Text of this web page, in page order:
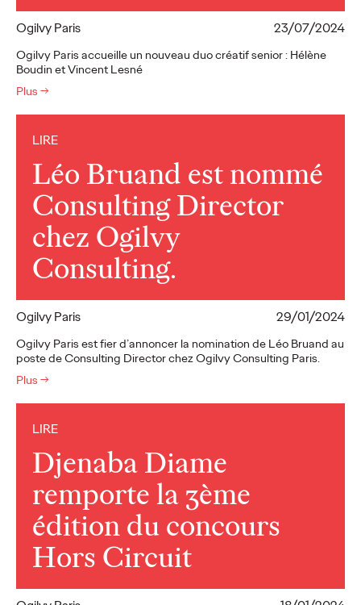
Ogilvy Paris 23/07/2024
Ogilvy Paris accueille un nouveau duo créatif senior : Hélène
Boudin et Vincent Lesné
Plus →
LIRE
Léo Bruand est nommé
Consulting Director
chez Ogilvy
Consulting.
Ogilvy Paris 29/01/2024
Ogilvy Paris est fier d’annoncer la nomination de Léo Bruand au
poste de Consulting Director chez Ogilvy Consulting Paris.
Plus →
LIRE
Djenaba Diame
remporte la 3ème
édition du concours
Hors Circuit